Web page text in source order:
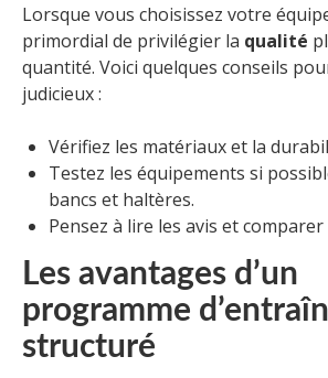
Lorsque vous choisissez votre
primordial de privilégier la qualité
quantité. Voici quelques conseils
judicieux :
Vérifiez les matériaux et la
Testez les équipements si
bancs et haltères.
Pensez à lire les avis et
Les avantages d’un
programme
structuré